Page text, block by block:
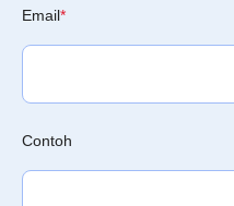
Email*
Contoh